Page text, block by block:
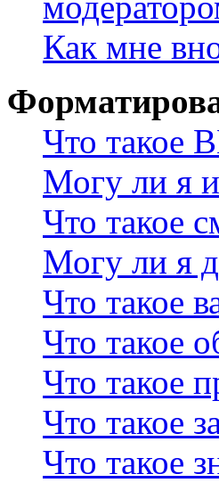
Как мне
Что такое
Могу ли я
Что такое
Могу ли я
Что такое
Что такое
Что такое
Что такое
Что такое